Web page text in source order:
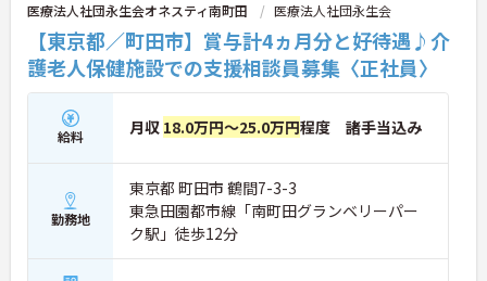
医療法人社団永生会オネスティ南町田 医療法人社団永生会
【東京都／町田市】賞与計4ヵ月分と好待遇♪介
護老人保健施設での支援相談員募集〈正社員〉
給料 月収 18.0万円～25.0万円程度 諸手当込み
勤務地
東京都 町田市 鶴間7-3-3
東急田園都市線「南町田グランベリーパー
ク駅」徒歩12分